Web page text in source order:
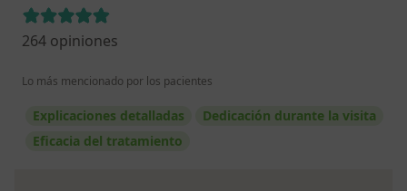
264 opiniones
Lo más mencionado por los pacientes
Explicaciones detalladas
Dedicación durante la visita
Eficacia del tratamiento